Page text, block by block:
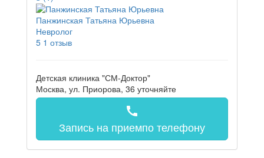
Панжинская Татьяна Юрьевна
Невролог
5 1 отзыв
Детская клиника "СМ-Доктор"
Москва, ул. Приорова, 36 уточняйте
call
Запись на приемпо телефону